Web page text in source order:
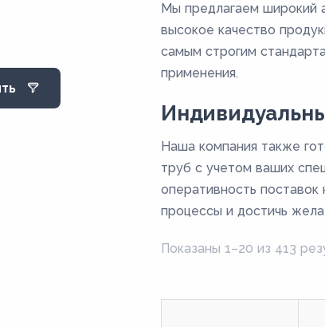
Мы предлагаем широкий
высокое качество
самым строгим
применения.
Наша компания также
труб с учетом ваших
оперативность
процессы и достичь
Показаны 1–20 из 413